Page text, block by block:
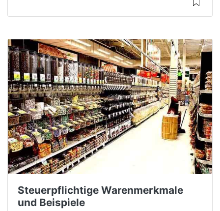
Steuerpflichtige Warenmerkmale
und Beispiele